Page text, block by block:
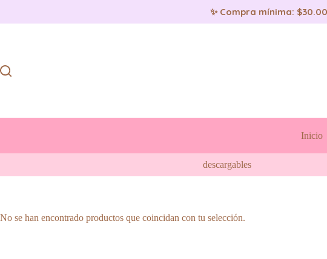
✨ Compra mínima:
Inicio
descargables
No se han encontrado productos que coincidan con tu selección.